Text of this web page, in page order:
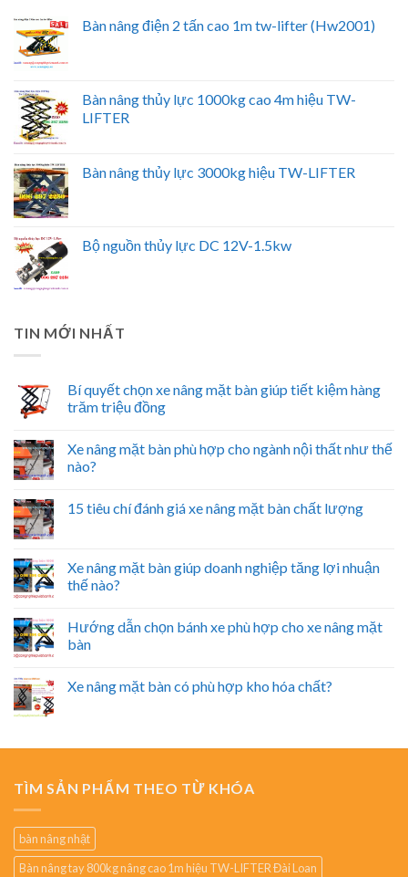
Bàn nâng điện 2 tấn cao 1m tw-lifter (Hw2001)
Bàn nâng thủy lực 1000kg cao 4m hiệu TW-
LIFTER
Bàn nâng thủy lực 3000kg hiệu TW-LIFTER
Bộ nguồn thủy lực DC 12V-1.5kw
TIN MỚI NHẤT
Bí quyết chọn xe nâng mặt bàn giúp tiết kiệm hàng
trăm triệu đồng
Xe nâng mặt bàn phù hợp cho ngành nội thất như thế
nào?
15 tiêu chí đánh giá xe nâng mặt bàn chất lượng
Xe nâng mặt bàn giúp doanh nghiệp tăng lợi nhuận
thế nào?
Hướng dẫn chọn bánh xe phù hợp cho xe nâng mặt
bàn
Xe nâng mặt bàn có phù hợp kho hóa chất?
TÌM SẢN PHẨM THEO TỪ KHÓA
bàn nâng nhật
Bàn nâng tay 800kg nâng cao 1m hiệu TW-LIFTER Đài Loan